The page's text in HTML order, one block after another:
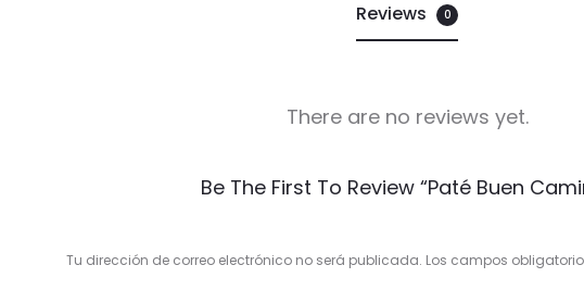
Reviews 0
There are no reviews yet.
Be The First To Review “Paté Buen
Tu dirección de correo electrónico no será publicada. Los campos